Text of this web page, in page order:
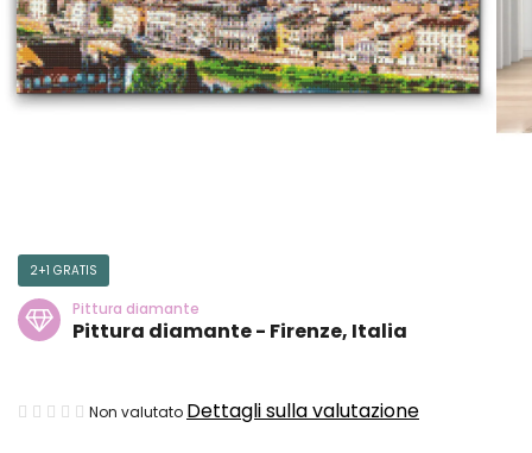
2+1 GRATIS
Pittura diamante
Pittura diamante - Firenze, Italia
La
Non valutato Dettagli sulla valutazione